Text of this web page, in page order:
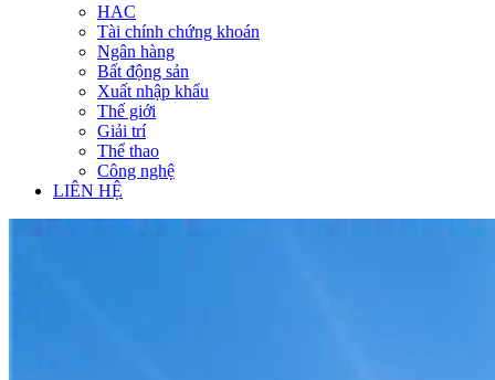
HAC
Tài chính chứng khoán
Ngân hàng
Bất động sản
Xuất nhập khẩu
Thế giới
Giải trí
Thể thao
Công nghệ
LIÊN HỆ